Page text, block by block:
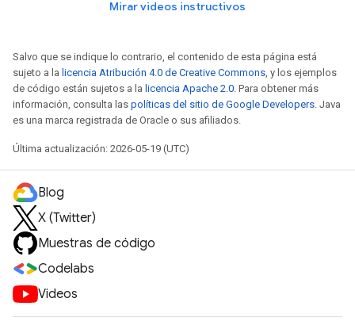
Mirar videos instructivos
Salvo que se indique lo contrario, el contenido de esta página está
sujeto a la licencia Atribución 4.0 de Creative Commons , y los ejemplos
de código están sujetos a la licencia Apache 2.0 . Para obtener más
información, consulta las políticas del sitio de Google Developers . Java
es una marca registrada de Oracle o sus afiliados.
Última actualización: 2026-05-19 (UTC)
Blog
X (Twitter)
Muestras de código
Codelabs
Videos